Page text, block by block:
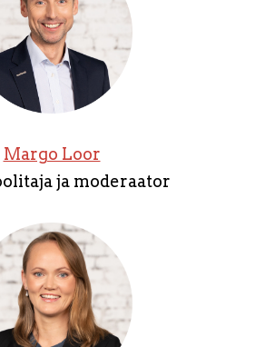
Margo Loor
ja moderaator